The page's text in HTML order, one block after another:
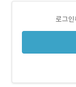
로그인